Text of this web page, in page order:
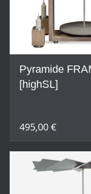
Pyramide
[highSL]
495,00 €